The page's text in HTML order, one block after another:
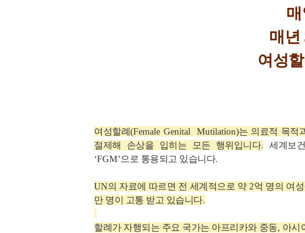
매
매년
여성
여성할례(Female Genital Mutilation)는 의료적 목적
절제해 손상을 입히는 모든 행위입니다. 세계보
‘FGM’으로 통용되고 있습니다.
UN의 자료에 따르면 전 세계적으로 약 2억 명의 여
만 명이 고통 받고 있습니다.
할례가 자행되는 주요 국가는 아프리카와 중동, 아시